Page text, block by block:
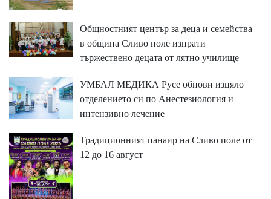
Общностният център за деца и семейства
в община Сливо поле изпрати
тържествено децата от лятно училище
УМБАЛ МЕДИКА Русе обнови изцяло
отделението си по Анестезиология и
интензивно лечение
Традиционният панаир на Сливо поле от
12 до 16 август